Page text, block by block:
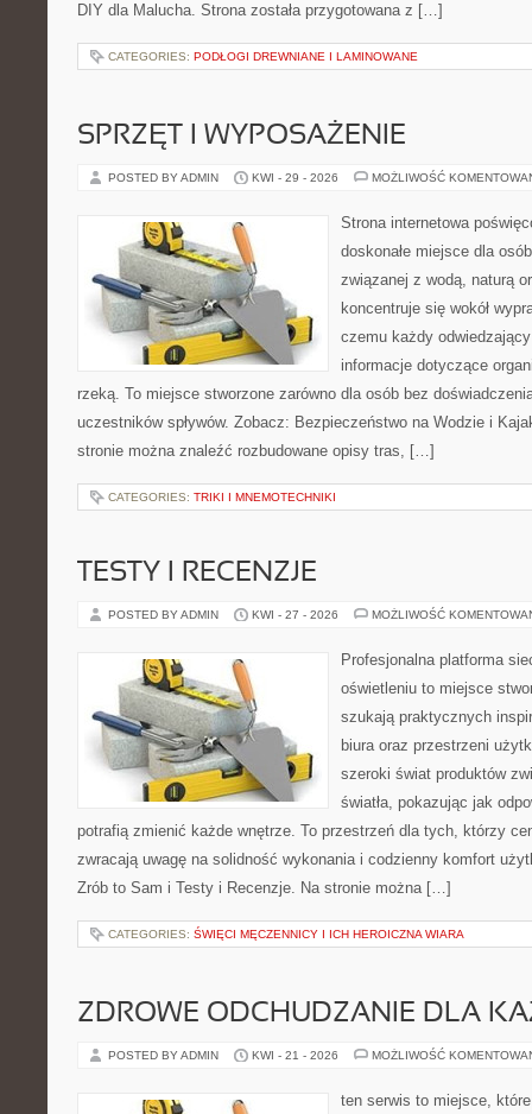
DIY dla Malucha. Strona została przygotowana z […]
CATEGORIES: PODŁOGI DREWNIANE I LAMINOWANE
SPRZĘT I WYPOSAŻENIE
POSTED BY ADMIN KWI - 29 - 2026 MOŻLIWOŚĆ
Strona internetowa
doskonałe miejsce dla
związanej z wodą, naturą
koncentruje się wokół
czemu każdy
informacje dotyczące
rzeką. To miejsce stworzone zarówno dla osób bez
uczestników spływów. Zobacz: Bezpieczeństwo na Wodzie i
stronie można znaleźć rozbudowane opisy tras, […]
CATEGORIES: TRIKI I MNEMOTECHNIKI
TESTY I RECENZJE
POSTED BY ADMIN KWI - 27 - 2026 MOŻLIWOŚĆ
Profesjonalna platforma
oświetleniu to miejsce
szukają praktycznych
biura oraz przestrzeni
szeroki świat produktów
światła, pokazując jak
potrafią zmienić każde wnętrze. To przestrzeń dla tych, którzy
zwracają uwagę na solidność wykonania i codzienny komfort
Zrób to Sam i Testy i Recenzje. Na stronie można […]
CATEGORIES: ŚWIĘCI MĘCZENNICY I ICH HEROICZNA WIARA
ZDROWE ODCHUDZANIE DLA
POSTED BY ADMIN KWI - 21 - 2026 MOŻLIWOŚĆ
ten serwis to miejsce,